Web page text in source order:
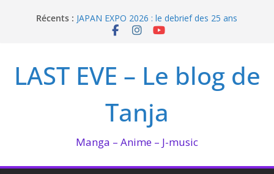
Récents : JAPAN EXPO 2026 : le debrief des 25 ans
Bilan lecture et visionnage de juillet 2026
Enomoto n’est pas un ange
LAST EVE – Le blog de
Tanja
Manga – Anime – J-music